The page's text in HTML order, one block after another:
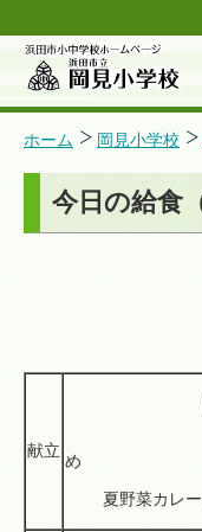
浜田市小中学校ホー
ホーム 岡見小学校
今日の給食
献立
厚揚げ
オイス
め
夏野菜カレ